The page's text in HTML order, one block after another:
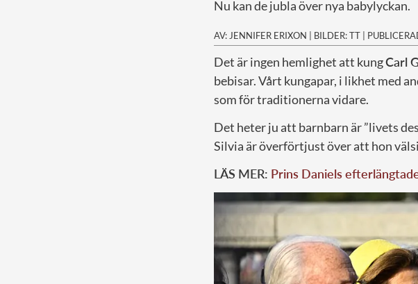
Nu kan de jubla över nya babylyckan.
AV: JENNIFER ERIXON | BILDER: TT |
Det är ingen hemlighet att kungCarl
bebisar. Vårt kungapar, i likhet med
som för traditionerna vidare.
Det heter ju att barnbarn är ”livets
Silvia är överförtjust över att hon
LÄS MER: Prins Daniels